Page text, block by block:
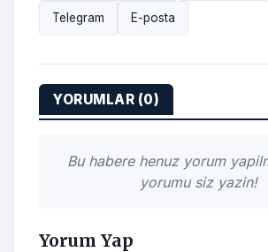
Telegram E-posta
YORUMLAR (0)
Bu habere henuz yorum
yorumu siz yazin!
Yorum Yap